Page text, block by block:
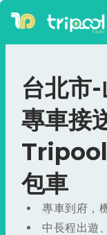
台北市
專車接
Tripool
包車
專車到府，
中長程出遊